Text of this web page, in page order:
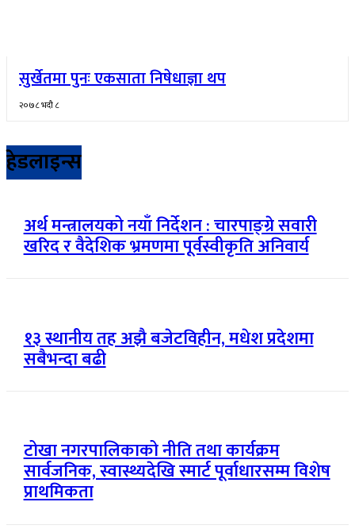
सुर्खेतमा पुनः एकसाता निषेधाज्ञा थप
२०७८ भदौ ८
हेडलाइन्स
अर्थ मन्त्रालयको नयाँ निर्देशन : चारपाङ्ग्रे सवारी
खरिद र वैदेशिक भ्रमणमा पूर्वस्वीकृति अनिवार्य
१३ स्थानीय तह अझै बजेटविहीन, मधेश प्रदेशमा
सबैभन्दा बढी
टोखा नगरपालिकाको नीति तथा कार्यक्रम
सार्वजनिक, स्वास्थ्यदेखि स्मार्ट पूर्वाधारसम्म विशेष
प्राथमिकता